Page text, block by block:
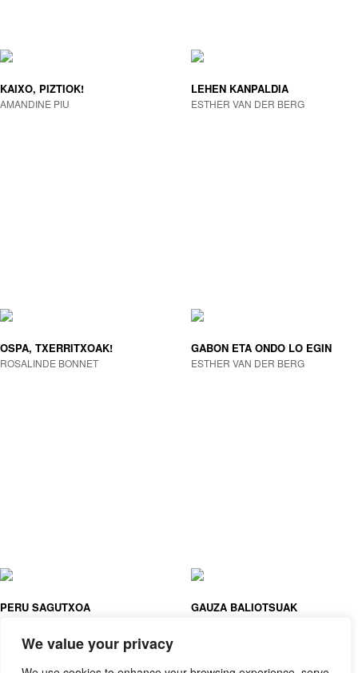
We value your privacy
KAIXO, PIZTIOK!
AMANDINE PIU
LEHEN KANPALDIA
ESTHER VAN DER BERG
OSPA, TXERRITXOAK!
ROSALINDE BONNET
GABON ETA ONDO LO EGIN
ESTHER VAN DER BERG
PERU SAGUTXOA GAUZA BALIOTSUAK